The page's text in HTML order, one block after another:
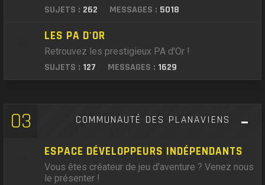
SUJETS : 262 MESSAGES : 5018
LES PA D'OR
Retrouvez les prestigieux PA d'Or !
SUJETS : 127 MESSAGES : 1629
03 COMMUNAUTÉ DES PLANAVIENS
ESPACE DÉVELOPPEURS INDÉPENDANTS
Vous êtes créateur de jeu d'aventure ? Venez nous
le présenter !